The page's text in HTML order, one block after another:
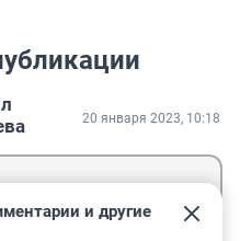
20 января 2023, 10:18
и другие